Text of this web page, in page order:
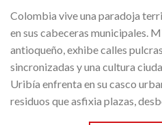
Colombia vive una paradoja
en sus cabeceras municipales.
antioqueño, exhibe calles
sincronizadas y una cultura
Uribía enfrenta en su casco
residuos que asfixia plazas,